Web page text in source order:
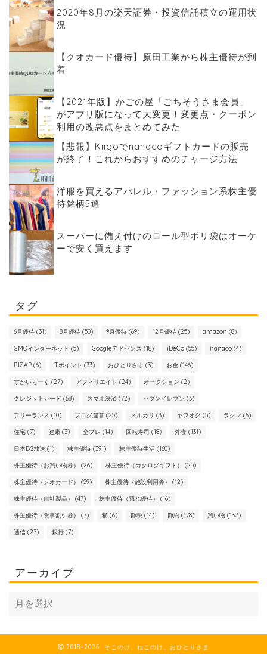
2020年8月の楽天証券・投資信託積立の運用状
況
【クオカード優待】原田工業から株主優待が到
着
【2021年版】かごの屋「ごちそうさま会員」
がアプリ版になって大変更！変更点・クーポン
利用の改悪点をまとめてみた
【悲報】Kiigoでnanacoギフトカードの販売
が終了！これからおすすめのチャージ方法
洋服を買えるアパレル・ファッション系株主優
待銘柄5選
スーパーに備え付けのロール型ポリ袋はオーケ
ーで安く買えます
タグ
6月優待 (31) 8月優待 (50) 9月優待 (69) 12月優待 (25) amazon (8)
GMOインターネット (5) Googleアドセンス (18) iDeCo (55) nanaco (4)
RIZAP (6) Tポイント (33) おひとりさま (3) お金 (146)
すかいらーく (27) アフィリエイト (24) オークション (2)
クレジットカード (68) スマホ決済 (72) セブンイレブン (3)
フリーランス (10) ブログ運営 (25) メルカリ (3) ヤフオク (5) ラクマ (6)
住宅 (7) 健康 (3) 全プレ (14) 回転寿司 (18) 外食 (131)
日本BS放送 (1) 株主優待 (391) 株主優待生活 (160)
株主優待（お買い物券） (26) 株主優待（カタログギフト） (25)
株主優待（クオカード） (59) 株主優待（施設利用券） (12)
株主優待（自社製品） (47) 株主優待（隠れ優待） (16)
株主優待（食事割引券） (7) 猫 (6) 節税 (14) 節約 (178) 買い物 (132)
通信 (27) 銀行 (7)
アーカイブ
2018–2026 そこのけ、ねこのけ、おひとりさま